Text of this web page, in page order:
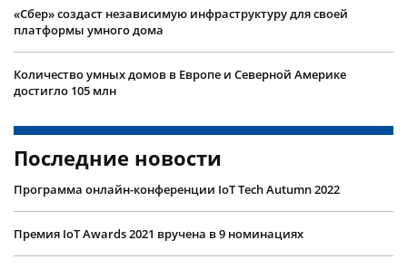
«Сбер» создаст независимую инфраструктуру для своей
платформы умного дома
Количество умных домов в Европе и Северной Америке
достигло 105 млн
Последние новости
Программа онлайн-конференции IoT Tech Autumn 2022
Премия IoT Awards 2021 вручена в 9 номинациях